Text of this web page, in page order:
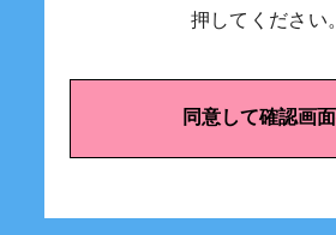
することができ、それにより結
みます。
するものとします。
押してください。
同意して確認画